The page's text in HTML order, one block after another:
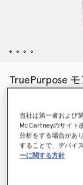
TruePurpose
カラー パープル
当社は第一者および
McCartneyのサイト
分析をする場合があ
することで、デバイ
ーに関する方針